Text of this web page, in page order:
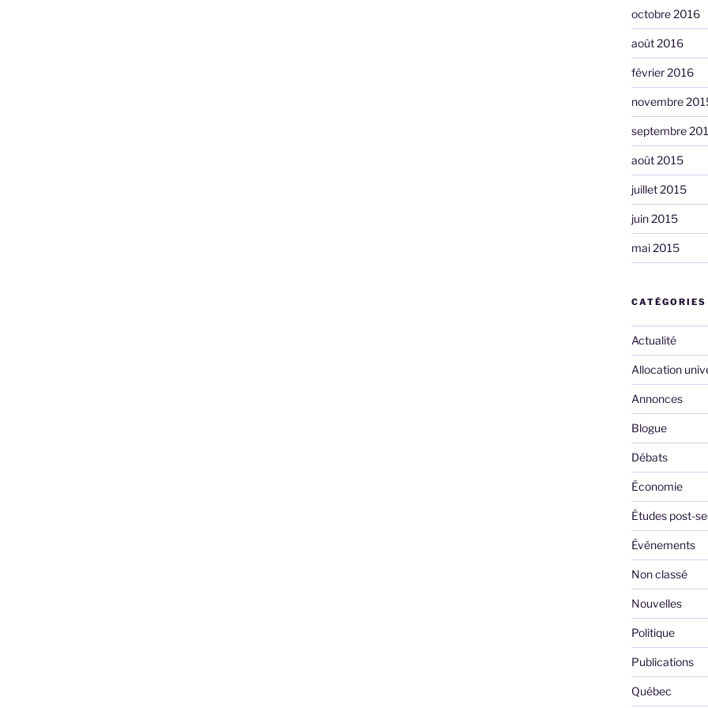
octobre 2016
août 2016
février 2016
novembre
septembre
août 2015
juillet 2015
juin 2015
mai 2015
CATÉGORIES
Actualité
Allocation
Annonces
Blogue
Débats
Économie
Études post-
Événements
Non classé
Nouvelles
Politique
Publications
Québec